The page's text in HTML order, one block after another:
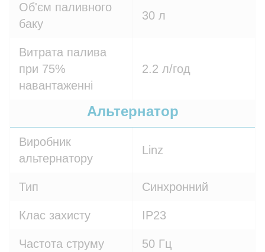
Об'єм паливного
баку
30 л
Витрата палива
при 75%
навантаженні
2.2 л/год
Альтернатор
Виробник
альтернатору
Linz
Тип Синхронний
Клас захисту IP23
Частота струму 50 Гц